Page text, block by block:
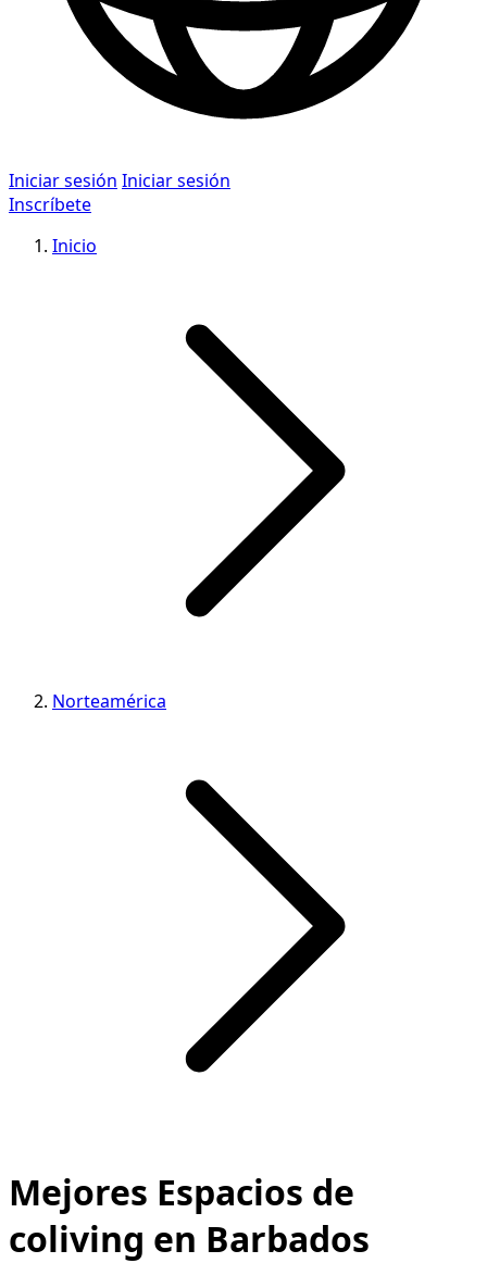
Iniciar sesión Iniciar sesión
Inscríbete
Inicio
Norteamérica
Mejores Espacios de
coliving en Barbados